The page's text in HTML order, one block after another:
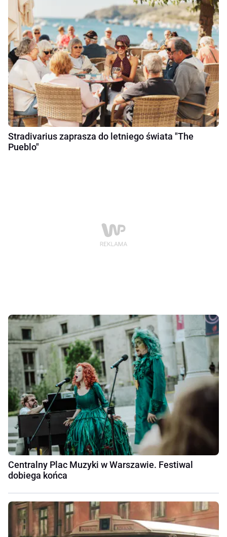
Stradivarius zaprasza do letniego świata "The
Pueblo"
Centralny Plac Muzyki w Warszawie. Festiwal
dobiega końca